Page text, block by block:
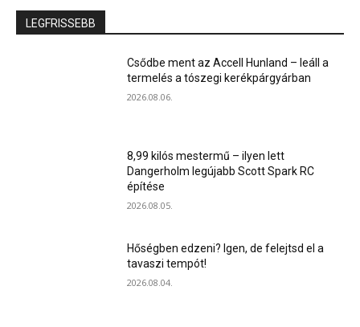
LEGFRISSEBB
Csődbe ment az Accell Hunland – leáll a
termelés a tószegi kerékpárgyárban
2026.08.06.
8,99 kilós mestermű – ilyen lett
Dangerholm legújabb Scott Spark RC
építése
2026.08.05.
Hőségben edzeni? Igen, de felejtsd el a
tavaszi tempót!
2026.08.04.